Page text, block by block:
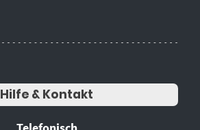
Hilfe & Kontakt